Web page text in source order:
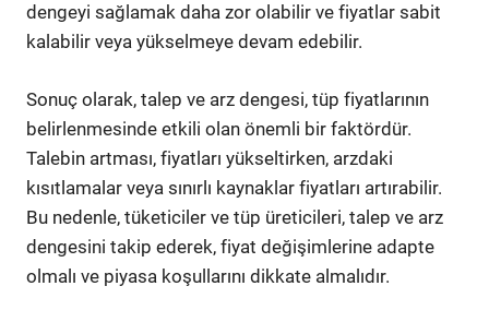
dengeyi sağlamak daha zor olabilir ve fiyatlar sabit
kalabilir veya yükselmeye devam edebilir.
Sonuç olarak, talep ve arz dengesi, tüp fiyatlarının
belirlenmesinde etkili olan önemli bir faktördür.
Talebin artması, fiyatları yükseltirken, arzdaki
kısıtlamalar veya sınırlı kaynaklar fiyatları artırabilir.
Bu nedenle, tüketiciler ve tüp üreticileri, talep ve arz
dengesini takip ederek, fiyat değişimlerine adapte
olmalı ve piyasa koşullarını dikkate almalıdır.